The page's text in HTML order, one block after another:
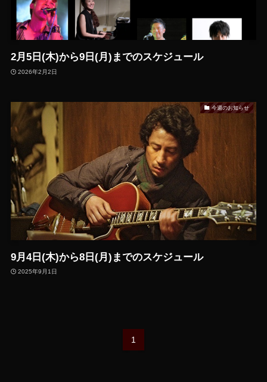
2月5日(木)から9日(月)までのスケジュール
2026年2月2日
今週のお知らせ
9月4日(木)から8日(月)までのスケジュール
2025年9月1日
1